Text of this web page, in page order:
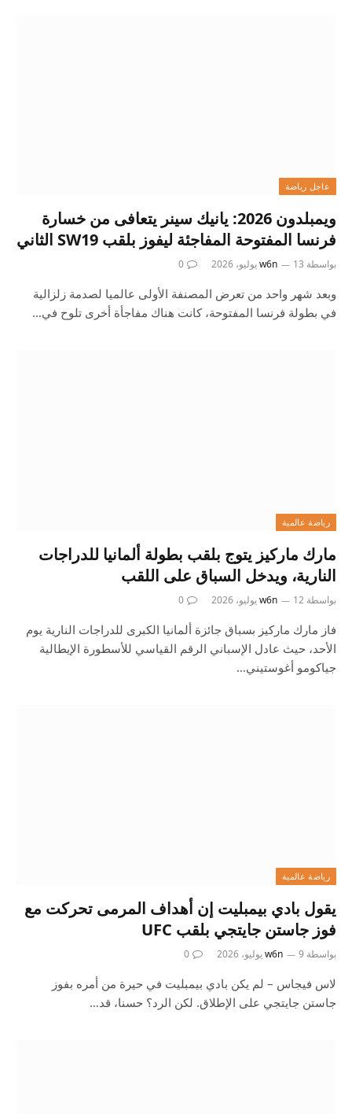
عاجل رياضة
ويمبلدون 2026: يانيك سينر يتعافى من خسارة
فرنسا المفتوحة المفاجئة ليفوز بلقب SW19 الثاني
بواسطة w6n 13 يوليو، 2026 0
وبعد شهر واحد من تعرض المصنفة الأولى عالميا لصدمة زلزالية
في بطولة فرنسا المفتوحة، كانت هناك مفاجأة أخرى تلوح في…
رياضة عالمية
مارك ماركيز يتوج بلقب بطولة ألمانيا للدراجات
النارية، ويدخل السباق على اللقب
بواسطة w6n 12 يوليو، 2026 0
فاز مارك ماركيز بسباق جائزة ألمانيا الكبرى للدراجات النارية يوم
الأحد، حيث عادل الإسباني الرقم القياسي للأسطورة الإيطالية
جياكومو أغوستيني…
رياضة عالمية
يقول بادي بيمبليت إن أهداف المرمى تحركت مع
فوز جاستن جايتجي بلقب UFC
بواسطة w6n 9 يوليو، 2026 0
لاس فيجاس – لم يكن بادي بيمبليت في حيرة من أمره بفوز
جاستن جايتجي على الإطلاق. لكن الرد؟ حسنا، قد…